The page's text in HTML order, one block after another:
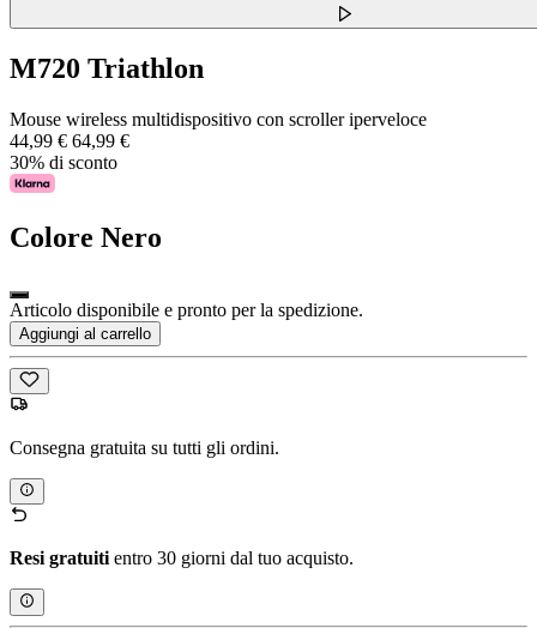
M720 Triathlon
Mouse wireless multidispositivo con scroller iperveloce
44,99 € 64,99 €
30% di sconto
Colore Nero
Articolo disponibile e pronto per la spedizione.
Aggiungi al carrello
Consegna gratuita su tutti gli ordini.
Resi gratuitientro 30 giorni dal tuo acquisto.